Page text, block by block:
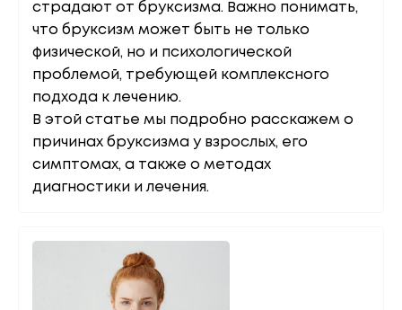
страдают от бруксизма. Важно понимать,
что бруксизм может быть не только
физической, но и психологической
проблемой, требующей комплексного
подхода к лечению.
В этой статье мы подробно расскажем о
причинах бруксизма у взрослых, его
симптомах, а также о методах
диагностики и лечения.